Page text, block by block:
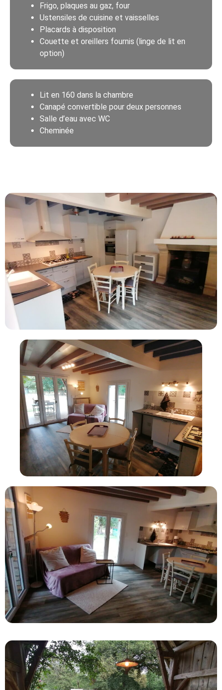
Frigo, plaques au gaz, four
Ustensiles de cuisine et vaisselles
Placards à disposition
Couette et oreillers fournis (linge de lit en
option)
Lit en 160 dans la chambre
Canapé convertible pour deux personnes
Salle d’eau avec WC
Cheminée